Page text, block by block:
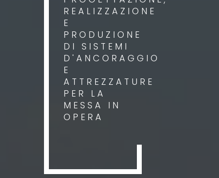
REALIZZAZIONE
E
PRODUZIONE
DI SISTEMI
D'ANCORAGGIO
E
ATTREZZATURE
PER LA
MESSA IN
OPERA